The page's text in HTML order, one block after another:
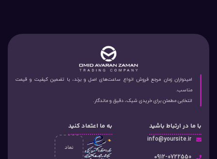
امیدواران زمان مرجع فروش انواع ساعت‌های اصل و برند، با تضمین کیفیت و قیمت
مناسب.
انتخابی مطمئن برای خریدی شیک، دقیق و ماندگار.
با ما در ارتباط باشید
info@yoursite.ir
۰912-0722550
به ما اعتماد کنید